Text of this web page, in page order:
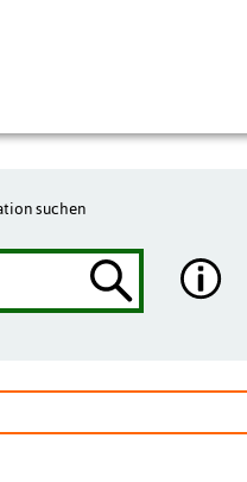
suchen